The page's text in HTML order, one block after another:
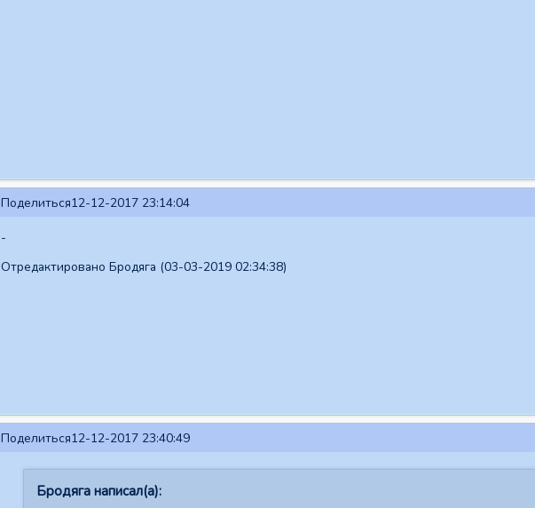
Поделиться12-12-2017 23:14:04
-
Отредактировано Бродяга (03-03-2019 02:34:38)
Поделиться12-12-2017 23:40:49
Бродяга написал(а):